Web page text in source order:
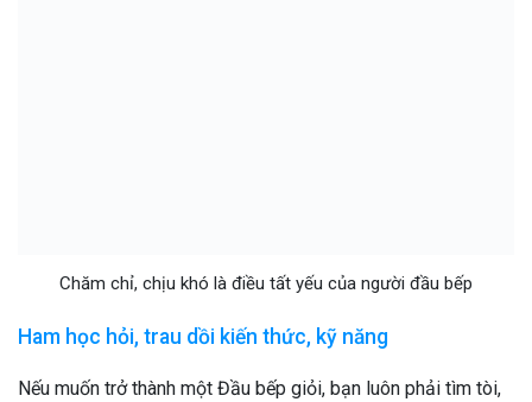
Chăm chỉ, chịu khó là điều tất yếu của người đầu bếp
Ham học hỏi, trau dồi kiến thức, kỹ năng
Nếu muốn trở thành một Đầu bếp giỏi, bạn luôn phải tìm tòi,